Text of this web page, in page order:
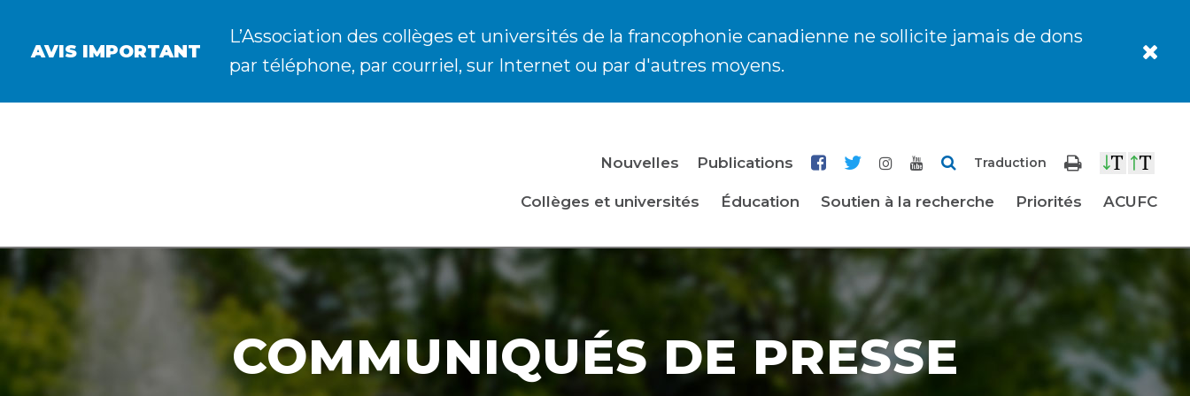
AVIS IMPORTANT
L’Association des collèges et universités de la francophonie canadienne ne sollicite jamais de dons
par téléphone, par courriel, sur Internet ou par d'autres moyens.
Nouvelles Publications Traduction
Collèges et universités Éducation Soutien à la recherche Priorités ACUFC
COMMUNIQUÉS DE PRESSE